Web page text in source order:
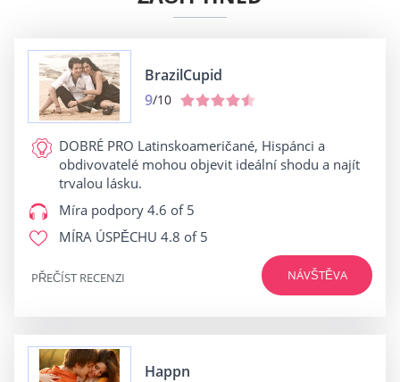
BrazilCupid
9/10
DOBRÉ PRO Latinskoameričané, Hispánci a
obdivovatelé mohou objevit ideální shodu a najít
trvalou lásku.
Míra podpory 4.6 of 5
MÍRA ÚSPĚCHU 4.8 of 5
NÁVŠTĚVA
PŘEČÍST RECENZI
Happn